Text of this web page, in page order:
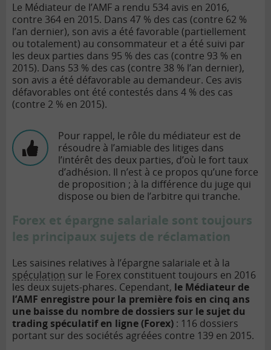
Le Médiateur de l’AMF a rendu 534 avis en 2016,
contre 364 en 2015. Dans 47 % des cas (contre 62 %
l’an dernier), son avis a été favorable (partiellement
ou totalement) au consommateur et a été suivi par
les deux parties dans 95 % des cas (contre 93 % en
2015). Dans 53 % des cas (contre 38 % l’an dernier),
son avis a été défavorable au demandeur. Ces avis
défavorables ont été contestés dans 4 % des cas
(contre 2 % en 2015).
Pour rappel, le rôle du médiateur est de
résoudre à l’amiable des litiges dans
l’intérêt des deux parties, d’où le fort taux
d’adhésion. Il n’est à ce propos qu’une force
de proposition ; à la différence du juge qui
dispose ou bien de l’arbitre qui tranche.
Forex et épargne salariale sont toujours
les principaux sujets de réclamation
Les saisines relatives à l’épargne salariale et à la
spéculation sur le Forex constituent toujours en 2016
les deux sujets-phares. Cependant, le Médiateur de
l’AMF enregistre pour la première fois en cinq ans
une baisse du nombre de dossiers sur le sujet du
trading spéculatif en ligne (Forex) : 116 dossiers
portant sur des sociétés agréées contre 139 en 2015.